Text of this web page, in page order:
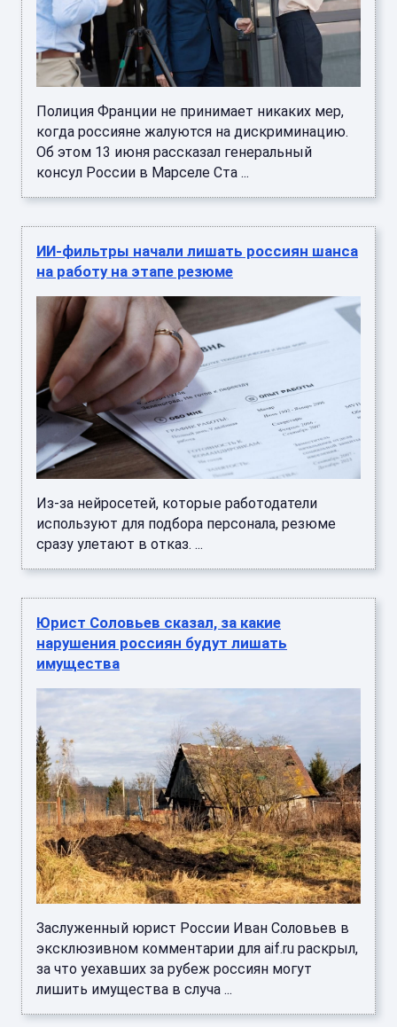
Полиция Франции не принимает никаких мер,
когда россияне жалуются на дискриминацию.
Об этом 13 июня рассказал генеральный
консул России в Марселе Ста ...
ИИ-фильтры начали лишать россиян шанса
на работу на этапе резюме
Из-за нейросетей, которые работодатели
используют для подбора персонала, резюме
сразу улетают в отказ. ...
Юрист Соловьев сказал, за какие
нарушения россиян будут лишать
имущества
Заслуженный юрист России Иван Соловьев в
эксклюзивном комментарии для aif.ru раскрыл,
за что уехавших за рубеж россиян могут
лишить имущества в случа ...